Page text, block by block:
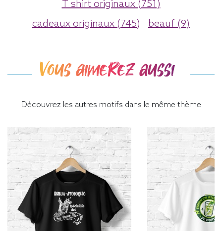
T shirt originaux (751)
cadeaux originaux (745)
beauf (9)
Vous aimerez aussi
Découvrez les autres motifs dans le même thème